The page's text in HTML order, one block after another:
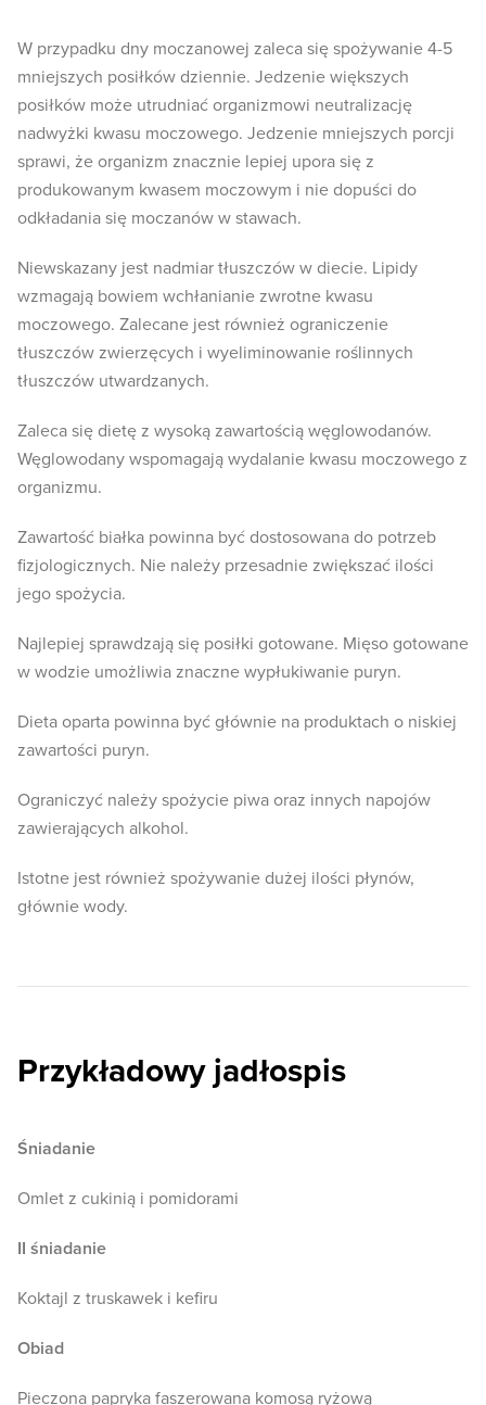
W przypadku dny moczanowej zaleca się spożywanie 4-5
mniejszych posiłków dziennie. Jedzenie większych
posiłków może utrudniać organizmowi neutralizację
nadwyżki kwasu moczowego. Jedzenie mniejszych porcji
sprawi, że organizm znacznie lepiej upora się z
produkowanym kwasem moczowym i nie dopuści do
odkładania się moczanów w stawach.
Niewskazany jest nadmiar tłuszczów w diecie. Lipidy
wzmagają bowiem wchłanianie zwrotne kwasu
moczowego. Zalecane jest również ograniczenie
tłuszczów zwierzęcych i wyeliminowanie roślinnych
tłuszczów utwardzanych.
Zaleca się dietę z wysoką zawartością węglowodanów.
Węglowodany wspomagają wydalanie kwasu moczowego z
organizmu.
Zawartość białka powinna być dostosowana do potrzeb
fizjologicznych. Nie należy przesadnie zwiększać ilości
jego spożycia.
Najlepiej sprawdzają się posiłki gotowane. Mięso gotowane
w wodzie umożliwia znaczne wypłukiwanie puryn.
Dieta oparta powinna być głównie na produktach o niskiej
zawartości puryn.
Ograniczyć należy spożycie piwa oraz innych napojów
zawierających alkohol.
Istotne jest również spożywanie dużej ilości płynów,
głównie wody.
Przykładowy jadłospis
Śniadanie
Omlet z cukinią i pomidorami
II śniadanie
Koktajl z truskawek i kefiru
Obiad
Pieczona papryka faszerowana komosą ryżową